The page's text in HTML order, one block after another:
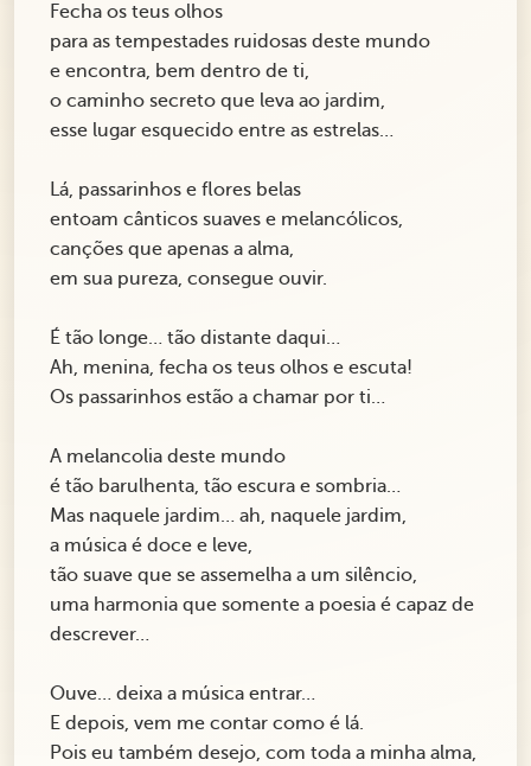
Fecha os teus olhos
para as tempestades ruidosas deste mundo
e encontra, bem dentro de ti,
o caminho secreto que leva ao jardim,
esse lugar esquecido entre as estrelas…
Lá, passarinhos e flores belas
entoam cânticos suaves e melancólicos,
canções que apenas a alma,
em sua pureza, consegue ouvir.
É tão longe… tão distante daqui…
Ah, menina, fecha os teus olhos e escuta!
Os passarinhos estão a chamar por ti…
A melancolia deste mundo
é tão barulhenta, tão escura e sombria…
Mas naquele jardim… ah, naquele jardim,
a música é doce e leve,
tão suave que se assemelha a um silêncio,
uma harmonia que somente a poesia é capaz de
descrever…
Ouve… deixa a música entrar…
E depois, vem me contar como é lá.
Pois eu também desejo, com toda a minha alma,